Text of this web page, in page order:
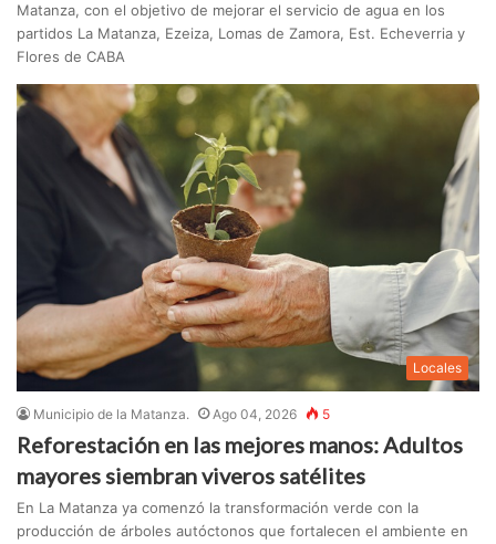
Matanza, con el objetivo de mejorar el servicio de agua en los
partidos La Matanza, Ezeiza, Lomas de Zamora, Est. Echeverria y
Flores de CABA
Locales
Municipio de la Matanza. Ago 04, 2026 5
Reforestación en las mejores manos: Adultos
mayores siembran viveros satélites
En La Matanza ya comenzó la transformación verde con la
producción de árboles autóctonos que fortalecen el ambiente en